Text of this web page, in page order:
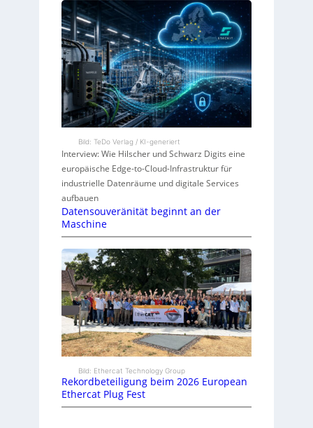
Bild: TeDo Verlag / KI-generiert
Interview: Wie Hilscher und Schwarz Digits eine
europäische Edge-to-Cloud-Infrastruktur für
industrielle Datenräume und digitale Services
aufbauen
Datensouveränität beginnt an der
Maschine
Bild: Ethercat Technology Group
Rekordbeteiligung beim 2026 European
Ethercat Plug Fest